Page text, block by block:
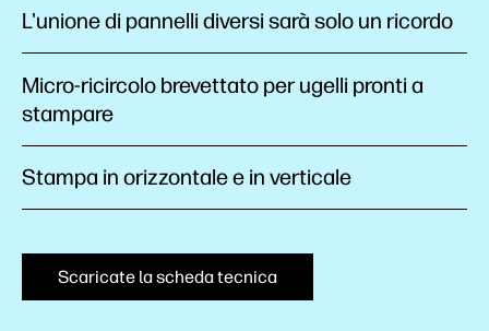
L'unione di pannelli diversi sarà solo un ricordo
Micro-ricircolo brevettato per ugelli pronti a
stampare
Stampa in orizzontale e in verticale
Scaricate la scheda tecnica